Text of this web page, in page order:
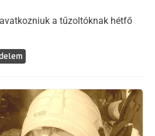
a tűzoltóknak hétfő